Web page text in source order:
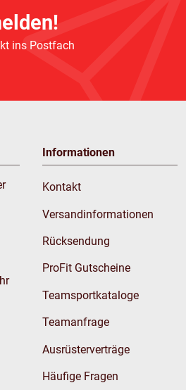
ins Postfach
Informationen
Kontakt
Versandinformationen
Rücksendung
ProFit Gutscheine
Teamsportkataloge
Teamanfrage
Ausrüsterverträge
Häufige Fragen